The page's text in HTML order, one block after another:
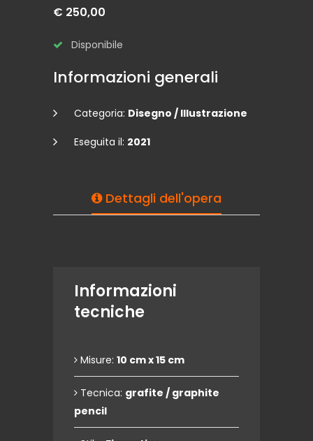
€ 250,00
Disponibile
Informazioni generali
Categoria: Disegno / Illustrazione
Eseguita il: 2021
Dettagli dell'opera
Informazioni
tecniche
Misure: 10 cm x 15 cm
Tecnica: grafite / graphite
pencil